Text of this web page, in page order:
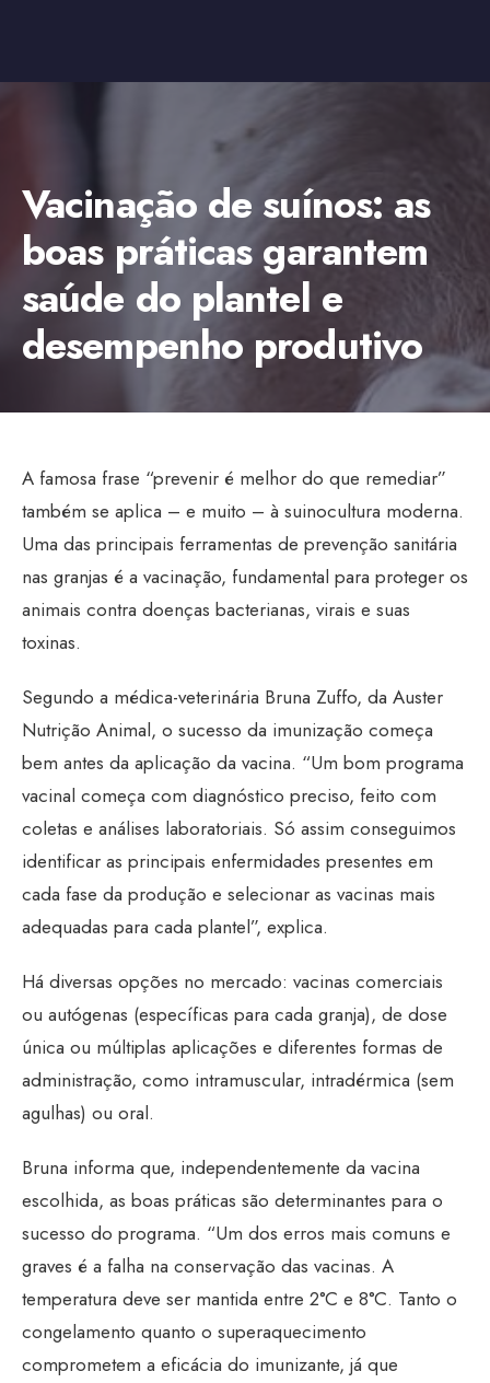
Vacinação de suínos: as
boas práticas garantem
saúde do plantel e
desempenho produtivo
A famosa frase “prevenir é melhor do que remediar”
também se aplica – e muito – à suinocultura moderna.
Uma das principais ferramentas de prevenção sanitária
nas granjas é a vacinação, fundamental para proteger os
animais contra doenças bacterianas, virais e suas
toxinas.
Segundo a médica-veterinária Bruna Zuffo, da Auster
Nutrição Animal, o sucesso da imunização começa
bem antes da aplicação da vacina. “Um bom programa
vacinal começa com diagnóstico preciso, feito com
coletas e análises laboratoriais. Só assim conseguimos
identificar as principais enfermidades presentes em
cada fase da produção e selecionar as vacinas mais
adequadas para cada plantel”, explica.
Há diversas opções no mercado: vacinas comerciais
ou autógenas (específicas para cada granja), de dose
única ou múltiplas aplicações e diferentes formas de
administração, como intramuscular, intradérmica (sem
agulhas) ou oral.
Bruna informa que, independentemente da vacina
escolhida, as boas práticas são determinantes para o
sucesso do programa. “Um dos erros mais comuns e
graves é a falha na conservação das vacinas. A
temperatura deve ser mantida entre 2°C e 8°C. Tanto o
congelamento quanto o superaquecimento
comprometem a eficácia do imunizante, já que